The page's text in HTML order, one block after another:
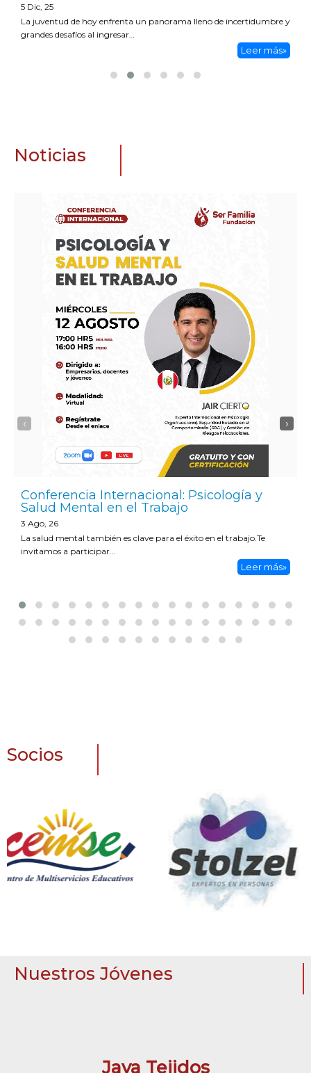
5 Dic, 25
La juventud de hoy enfrenta un panorama lleno de incertidumbre y
grandes desafíos al ingresar…
Leer más»
Noticias
Conferencia Internacional: Psicología y
Salud Mental en el Trabajo
3 Ago, 26
La salud mental también es clave para el éxito en el trabajo.Te
invitamos a participar…
Leer más»
‹ ›
Socios
Nuestros Jóvenes
Jaya Tejidos